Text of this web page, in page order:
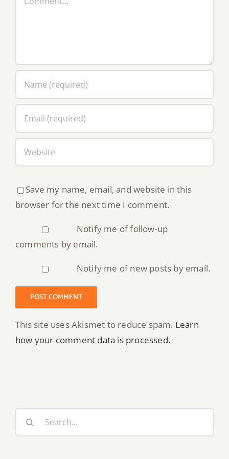
Save my name, email, and website in this
browser for the next time I comment.
Notify me of follow-up
comments by email.
Notify me of new posts by email.
This site uses Akismet to reduce spam. Learn
how your comment data is processed.